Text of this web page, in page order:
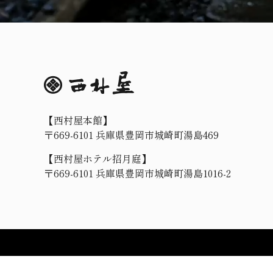
【西村屋本館】
〒669-6101 兵庫県豊岡市城崎町湯島469
【西村屋ホテル招月庭】
〒669-6101 兵庫県豊岡市城崎町湯島1016-2